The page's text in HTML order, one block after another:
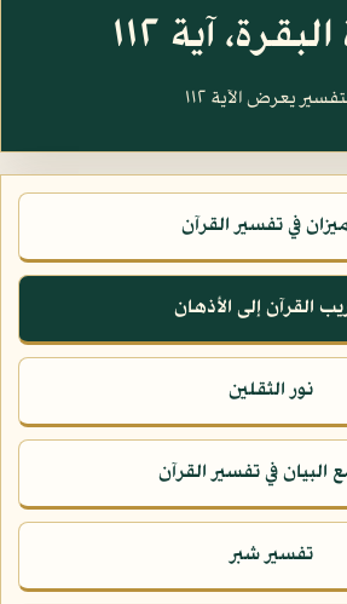
آية ١١٢
يعرض الآية ١١٢
في تفسير القرآن
القرآن إلى الأذهان
نور الثقلين
في تفسير القرآن
تفسير شبر